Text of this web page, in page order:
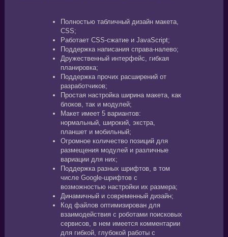
Полностью табличный дизайн макета,
CSS;
Работает CSS-сжатие и JavaScript;
Поддержка написания справа-налево;
Дружественный интерфейс, гибкая
планировка;
Поддержка прочих расширений от
разработчиков;
Простая настройка ширина макета, как
блоков, так и модулей;
Макет имеет 5 вариантов:
нормальный, широкий, экстра,
планшет и мобильный;
Огромное количество позиций для
размещения модулей и различные
вариации для них;
Поддержка разных шрифтов, в том
числе Google-шрифтов с
возможностью настройки их размера;
Динамичный и современный дизайн;
Код файлов оптимизирован для
взаимодействия с роботами поисковых
сервисов, в нем имеется комментарии
для гибкой, глубокой работы с